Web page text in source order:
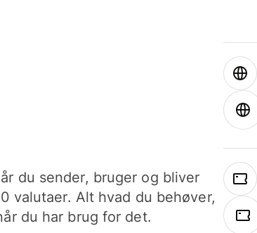
du sender, bruger og bliver
valutaer. Alt hvad du behøver,
du har brug for det.